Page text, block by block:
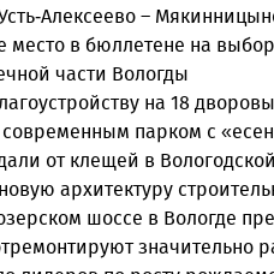
Алексеево –
в бюллетене на
части Вологды
на 18
парком с
от клещей в
архитектуру
шоссе в Вологде
значительно